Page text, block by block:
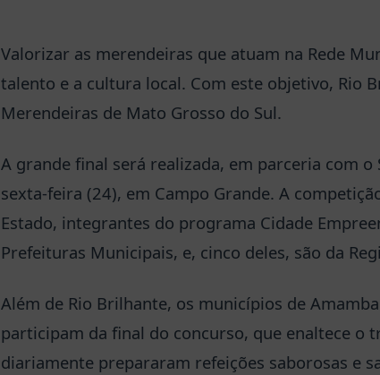
Valorizar as merendeiras que atuam na Rede
talento e a cultura local. Com este objetivo, Rio
Merendeiras de Mato Grosso do Sul.
A grande final será realizada, em parceria com
sexta-feira (24), em Campo Grande. A
Estado, integrantes do programa Cidade
Prefeituras Municipais, e, cinco deles, são da
Além de Rio Brilhante, os municípios de
participam da final do concurso, que enaltece o
diariamente prepararam refeições saborosas e